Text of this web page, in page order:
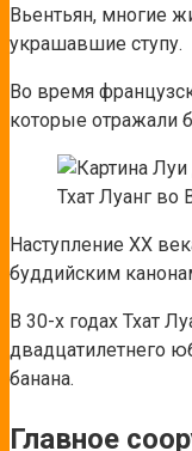
Вьентьян, многие
украшавшие ступу.
Во время
которые отражали
Тхат Луанг во
Наступление XX
буддийским
В 30-х годах Тхат
двадцатилетнего
банана.
Главное